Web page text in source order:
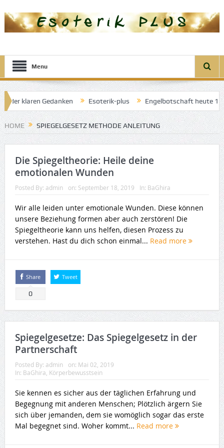
Menu
der klaren Gedanken Esoterik-plus Engelbotschaft heute
der guten Träume
HOME SPIEGELGESETZ METHODE ANLEITUNG
Die Spiegeltheorie: Heile deine
emotionalen Wunden
Posted By: admin on: September 18, 2019 In: BaGhira
Wir alle leiden unter emotionale Wunden. Diese können
unsere Beziehung formen aber auch zerstören! Die
Spiegeltheorie kann uns helfen, diesen Prozess zu
verstehen. Hast du dich schon einmal... Read more
Share
0
Tweet
Spiegelgesetze: Das Spiegelgesetz in der
Partnerschaft
Posted By: admin on: Mai 02, 2019
In: BaGhira Körperbewusstsein
Sie kennen es sicher aus der täglichen Erfahrung und
Begegnung mit anderen Menschen; Plötzlich ärgern Sie
sich über jemanden, dem sie womöglich sogar das erste
Mal begegnet sind. Woher kommt... Read more